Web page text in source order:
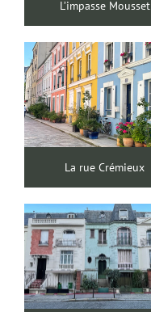
L’impasse Mousset
La rue Crémieux